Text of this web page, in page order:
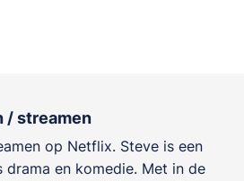
/ streamen
op Netflix. Steve is een
drama en komedie. Met in de